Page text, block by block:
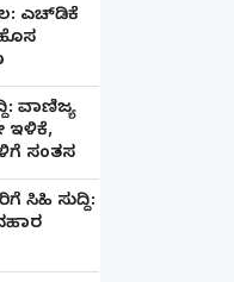
ಎಚ್‌ಡಿಕೆ
ವಾಣಿಜ್ಯ
ಇಳಿಕೆ,
ಸಂತಸ
ಸಿಹಿ ಸುದ್ದಿ: